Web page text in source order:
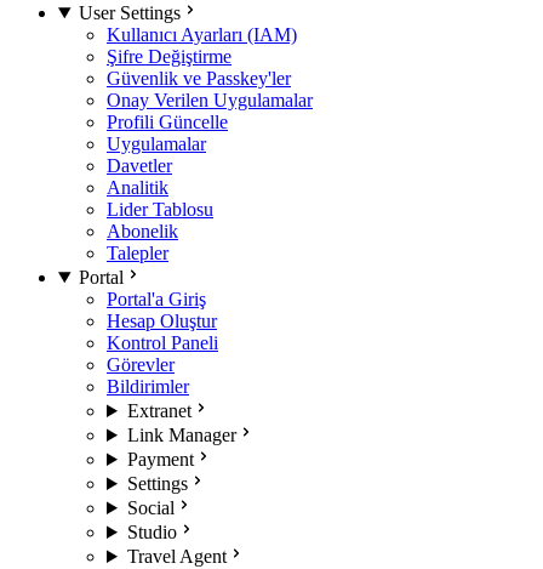
User Settings
Kullanıcı Ayarları (IAM)
Şifre Değiştirme
Güvenlik ve Passkey'ler
Onay Verilen Uygulamalar
Profili Güncelle
Uygulamalar
Davetler
Analitik
Lider Tablosu
Abonelik
Talepler
Portal
Portal'a Giriş
Hesap Oluştur
Kontrol Paneli
Görevler
Bildirimler
Extranet
Link Manager
Payment
Settings
Social
Studio
Travel Agent